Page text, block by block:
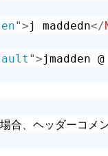
en">j maddedn</
">jmadden
場合、ヘッダーコメ